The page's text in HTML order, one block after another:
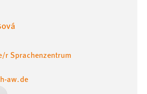
r Sprachenzentrum
aw.de